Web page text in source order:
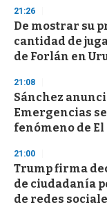
3
s
c
o
d
s
21:26
De mostrar su
cantidad de
de Forlán en
21:08
Sánchez
Emergencias
fenómeno de
21:00
Trump firma
de ciudadanía
de redes